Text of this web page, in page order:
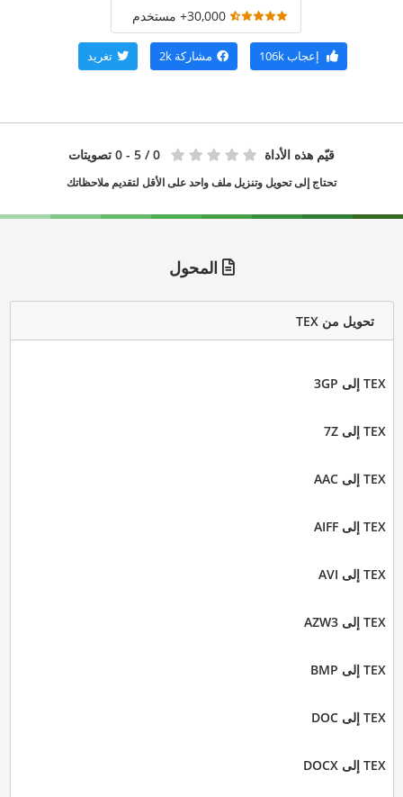
30,000+ مستخدم
إعجاب106k مشاركة 2k تغريد
قيّم هذه الأداة 0 / 5 - 0 تصويتات
تحتاج إلى تحويل وتنزيل ملف واحد على الأقل لتقديم ملاحظاتك
المحول
تحويل من TEX
TEX إلى 3GP
TEX إلى 7Z
TEX إلى AAC
TEX إلى AIFF
TEX إلى AVI
TEX إلى AZW3
TEX إلى BMP
TEX إلى DOC
TEX إلى DOCX